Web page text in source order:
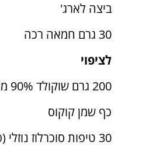
ביצה לארג'
30 גרם חמאה רכה
לציפוי
200 גרם שוקולד 90% מוצקי קקאו
כף שמן קוקוס
30 טיפות סוכרלוז נוזלי (פקק צהוב)